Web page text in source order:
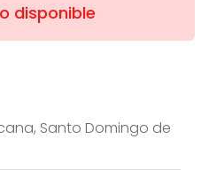
disponible
Santo Domingo de